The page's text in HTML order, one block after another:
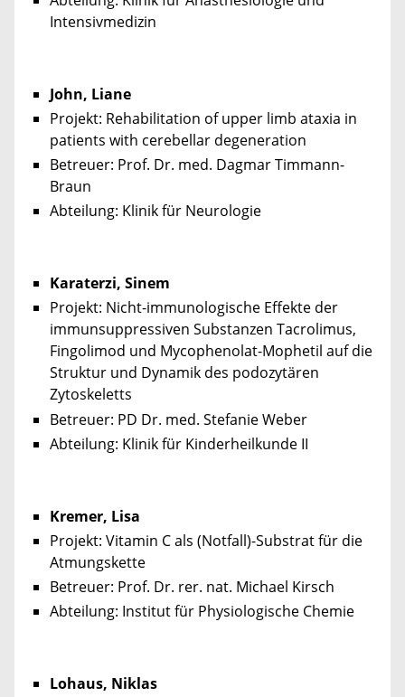
Intensivmedizin
John, Liane
Projekt: Rehabilitation of upper limb ataxia in
patients with cerebellar degeneration
Betreuer: Prof. Dr. med. Dagmar Timmann-
Braun
Abteilung: Klinik für Neurologie
Karaterzi, Sinem
Projekt: Nicht-immunologische Effekte der
immunsuppressiven Substanzen Tacrolimus,
Fingolimod und Mycophenolat-Mophetil auf die
Struktur und Dynamik des podozytären
Zytoskeletts
Betreuer: PD Dr. med. Stefanie Weber
Abteilung: Klinik für Kinderheilkunde II
Kremer, Lisa
Projekt: Vitamin C als (Notfall)-Substrat für die
Atmungskette
Betreuer: Prof. Dr. rer. nat. Michael Kirsch
Abteilung: Institut für Physiologische Chemie
Lohaus, Niklas